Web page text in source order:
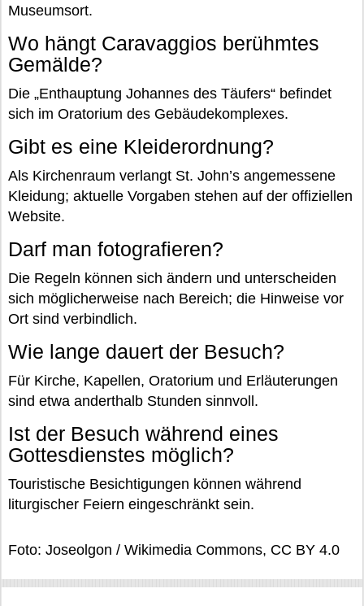
Museumsort.
Wo hängt Caravaggios berühmtes
Gemälde?
Die „Enthauptung Johannes des Täufers“ befindet
sich im Oratorium des Gebäudekomplexes.
Gibt es eine Kleiderordnung?
Als Kirchenraum verlangt St. John’s angemessene
Kleidung; aktuelle Vorgaben stehen auf der offiziellen
Website.
Darf man fotografieren?
Die Regeln können sich ändern und unterscheiden
sich möglicherweise nach Bereich; die Hinweise vor
Ort sind verbindlich.
Wie lange dauert der Besuch?
Für Kirche, Kapellen, Oratorium und Erläuterungen
sind etwa anderthalb Stunden sinnvoll.
Ist der Besuch während eines
Gottesdienstes möglich?
Touristische Besichtigungen können während
liturgischer Feiern eingeschränkt sein.
Foto: Joseolgon / Wikimedia Commons, CC BY 4.0